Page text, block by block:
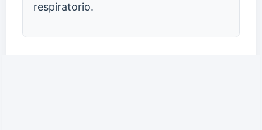
respiratorio.